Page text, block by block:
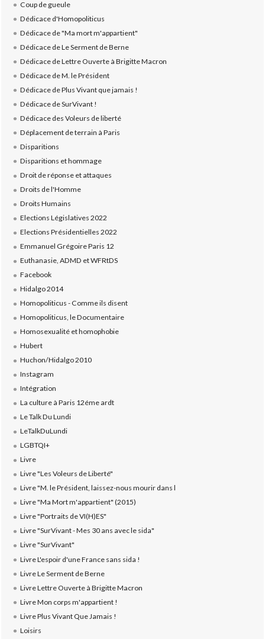
Coup de gueule
Dédicace d'Homopoliticus
Dédicace de "Ma mort m'appartient"
Dédicace de Le Serment de Berne
Dédicace de Lettre Ouverte à Brigitte Macron
Dédicace de M. le Président
Dédicace de Plus Vivant que jamais !
Dédicace de SurVivant !
Dédicace des Voleurs de liberté
Déplacement de terrain à Paris
Disparitions
Disparitions et hommage
Droit de réponse et attaques
Droits de l'Homme
Droits Humains
Elections Législatives 2022
Elections Présidentielles 2022
Emmanuel Grégoire Paris 12
Euthanasie, ADMD et WFRtDS
Facebook
Hidalgo 2014
Homopoliticus - Comme ils disent
Homopoliticus, le Documentaire
Homosexualité et homophobie
Hubert
Huchon/Hidalgo 2010
Instagram
Intégration
La culture à Paris 12éme ardt
Le Talk Du Lundi
LeTalkDuLundi
LGBTQI+
Livre
Livre "Les Voleurs de Liberté"
Livre "M. le Président, laissez-nous mourir dans l
Livre "Ma Mort m'appartient" (2015)
Livre "Portraits de VI(H)ES"
Livre "SurVivant - Mes 30 ans avec le sida"
Livre "SurVivant"
Livre L'espoir d'une France sans sida !
Livre Le Serment de Berne
Livre Lettre Ouverte à Brigitte Macron
Livre Mon corps m'appartient !
Livre Plus Vivant Que Jamais !
Loisirs